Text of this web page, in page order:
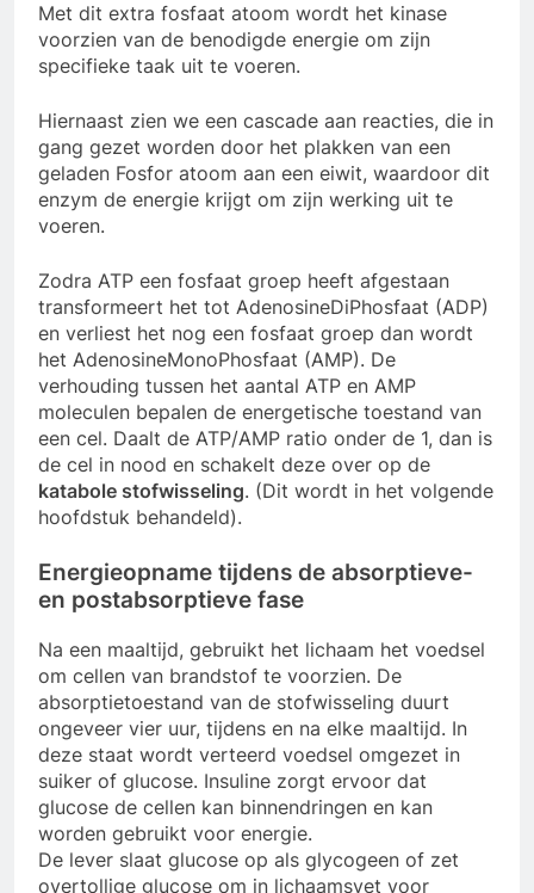
Met dit extra fosfaat atoom wordt het kinase
voorzien van de benodigde energie om zijn
specifieke taak uit te voeren.
Hiernaast zien we een cascade aan reacties, die in
gang gezet worden door het plakken van een
geladen Fosfor atoom aan een eiwit, waardoor dit
enzym de energie krijgt om zijn werking uit te
voeren.
Zodra ATP een fosfaat groep heeft afgestaan
transformeert het tot AdenosineDiPhosfaat (ADP)
en verliest het nog een fosfaat groep dan wordt
het AdenosineMonoPhosfaat (AMP). De
verhouding tussen het aantal ATP en AMP
moleculen bepalen de energetische toestand van
een cel. Daalt de ATP/AMP ratio onder de 1, dan is
de cel in nood en schakelt deze over op de
katabole stofwisseling. (Dit wordt in het volgende
hoofdstuk behandeld).
Energieopname tijdens de absorptieve-
en postabsorptieve fase
Na een maaltijd, gebruikt het lichaam het voedsel
om cellen van brandstof te voorzien. De
absorptietoestand van de stofwisseling duurt
ongeveer vier uur, tijdens en na elke maaltijd. In
deze staat wordt verteerd voedsel omgezet in
suiker of glucose. Insuline zorgt ervoor dat
glucose de cellen kan binnendringen en kan
worden gebruikt voor energie.
De lever slaat glucose op als glycogeen of zet
overtollige glucose om in lichaamsvet voor